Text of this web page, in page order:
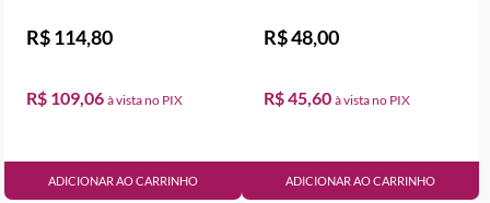
R$ 109,06
R$ 114,80
ADICIONAR AO CARRINHO
R$ 45,60
R$ 48,00
ADICIONAR AO CARRINHO